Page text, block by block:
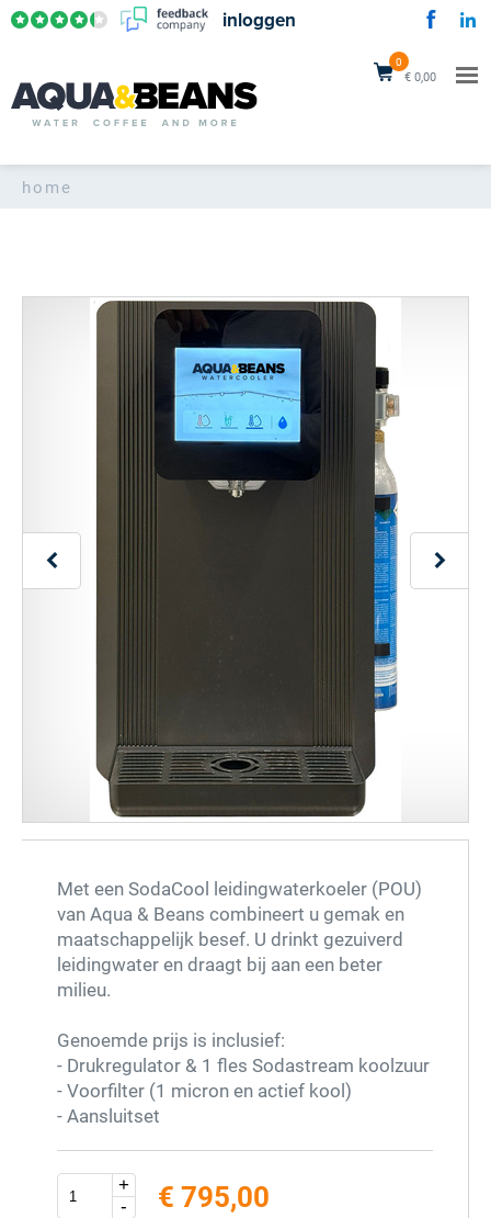
0
€ 0,00
inloggen
home
Met een SodaCool leidingwaterkoeler (POU)
van Aqua & Beans combineert u gemak en
maatschappelijk besef. U drinkt gezuiverd
leidingwater en draagt bij aan een beter
milieu.
Genoemde prijs is inclusief:
- Drukregulator & 1 fles Sodastream koolzuur
- Voorfilter (1 micron en actief kool)
- Aansluitset
Extra info
+
-
€ 795,00